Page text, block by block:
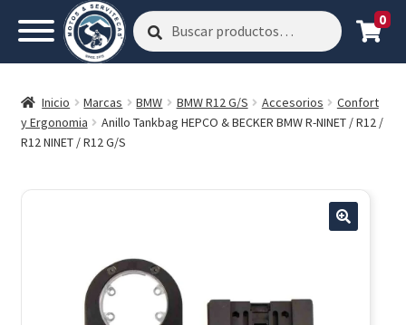
Buscar
por:
Buscar 0
Inicio Marcas BMW BMW R12 G/S Accesorios
Confort
y Ergonomia
Anillo Tankbag HEPCO & BECKER BMW R-NINET / R12 /
R12 NINET / R12 G/S